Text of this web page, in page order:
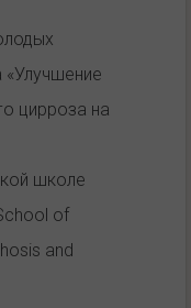
«Улучшение
цирроза на
школе
of
and